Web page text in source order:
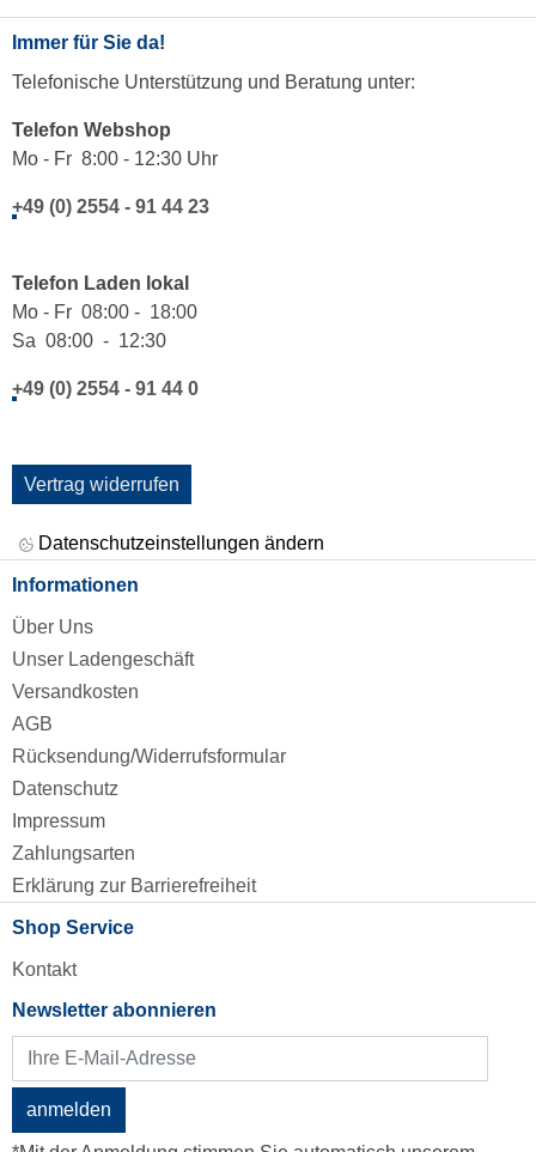
Immer für Sie da!
Telefonische Unterstützung und Beratung unter:
Telefon Webshop
Mo - Fr 8:00 - 12:30 Uhr
+49 (0) 2554 - 91 44 23
Telefon Laden lokal
Mo - Fr 08:00 - 18:00
Sa 08:00 - 12:30
+49 (0) 2554 - 91 44 0
Vertrag widerrufen
Datenschutzeinstellungen ändern
Informationen
Über Uns
Unser Ladengeschäft
Versandkosten
AGB
Rücksendung/Widerrufsformular
Datenschutz
Impressum
Zahlungsarten
Erklärung zur Barrierefreiheit
Shop Service
Kontakt
Newsletter abonnieren
anmelden